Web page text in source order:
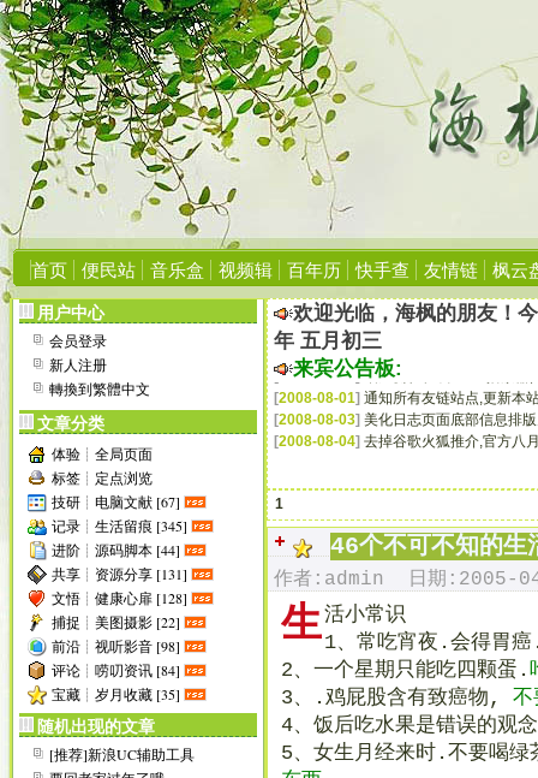
首页 便民站 音乐盒 视频辑 百年历 快手查 友情链 枫云
欢迎光临，海枫的朋友！
年 五月初三
来宾公告板:
[2006-10-27]
关于友情链接及其他声明[
[2006-09-08 ]本站网络硬盘共享空间!
[2006-09-06
手机Wap用户访问地址
[2006-09-06
转载本站文章请标明来源
[2006-07-03
成功升级程序至PJBlog2
2006-04-23
2006-05-16
2006-05-16
[2006-05-16]如未特别说明,本站所有内
2006-05-17 ] 本站部分资源需要会员才
2006-05-17 ]若您对本站有任何建议或
[2006-05-17]欢迎大家加入本站交流群:
2006-06-17]增加世界杯在线播放平台:
[2006-07-15]第一次清理“垃圾”注册ID:
[2006-08-27]增加侧栏在线Flash播放器;
[2008-08-01] 通知所有友链站点,更新本
[2008-08-03] 美化日志页面底部信息排
[2008-08-04] 去掉谷歌火狐推介,官方八
[
]
关于友情链接及其他声明[
[2006-09-06
[2006-09-06]转载本站文章请标明来源
[2006-07-03]成功升级程序至PJBlog2
[2006-04-23]受Blog垃圾信息骚扰,遂升
[2006-05-16]建议您使用IE6.0浏览器, 显
2006-05-16] 申请友情链接请点这里看
2006-05-16]
如未特别说明,本站所有内
2006-05-17 ]本站部分资源需要会员才
2006-05-17]若您对本站有任何建议或
2006-05-17]欢迎大家加入本站交流群:
2006-06-17]增加世界杯在线播放平台:
2006-07-15]第一次清理“垃圾”注册ID:
2006-08-27]增加侧栏在线Flash播放器;
1
46个不可不知的
作者:admin 日期:2005-
生活小常识
1、常吃宵夜.会得胃
2、一个星期只能吃四颗蛋.
3、.鸡屁股含有致癌物,不
4、饭后吃水果是错误的
5、女生月经来时.不要喝
用户中心
会员登录
新人注册
轉換到繁體中文
文章分类
体验┊全局页面
标签┊定点浏览
技研┊电脑文献 [67]
记录┊生活留痕 [345]
进阶┊源码脚本 [44]
共享┊资源分享 [131]
文悟┊健康心扉 [128]
捕捉┊美图摄影 [22]
前沿┊视听影音 [98]
评论┊唠叨资讯 [84]
宝藏┊岁月收藏 [35]
随机出现的文章
[推荐]新浪UC辅助工具
UCTOOLS